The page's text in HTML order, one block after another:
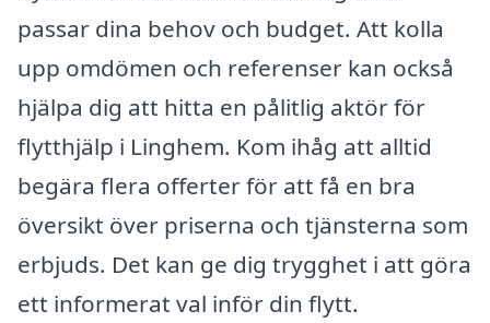
passar dina behov och budget. Att kolla
upp omdömen och referenser kan också
hjälpa dig att hitta en pålitlig aktör för
flytthjälp i Linghem. Kom ihåg att alltid
begära flera offerter för att få en bra
översikt över priserna och tjänsterna som
erbjuds. Det kan ge dig trygghet i att göra
ett informerat val inför din flytt.